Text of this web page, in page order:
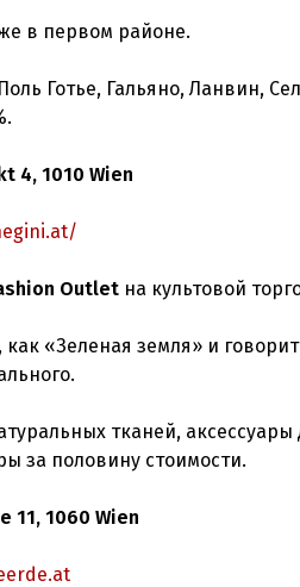
в первом районе.
Готье, Гальяно, Ланвин,
4, 1010 Wien
Outlet на культовой
«Зеленая земля» и
тканей,
за половину стоимости.
11, 1060 Wien